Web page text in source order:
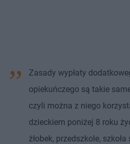
Zasady wypłaty
opiekuńczego są takie
czyli można z niego
dzieckiem poniżej 8 roku
żłobek, przedszkole,